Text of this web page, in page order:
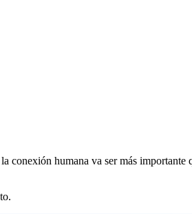
conexión humana va ser más importante